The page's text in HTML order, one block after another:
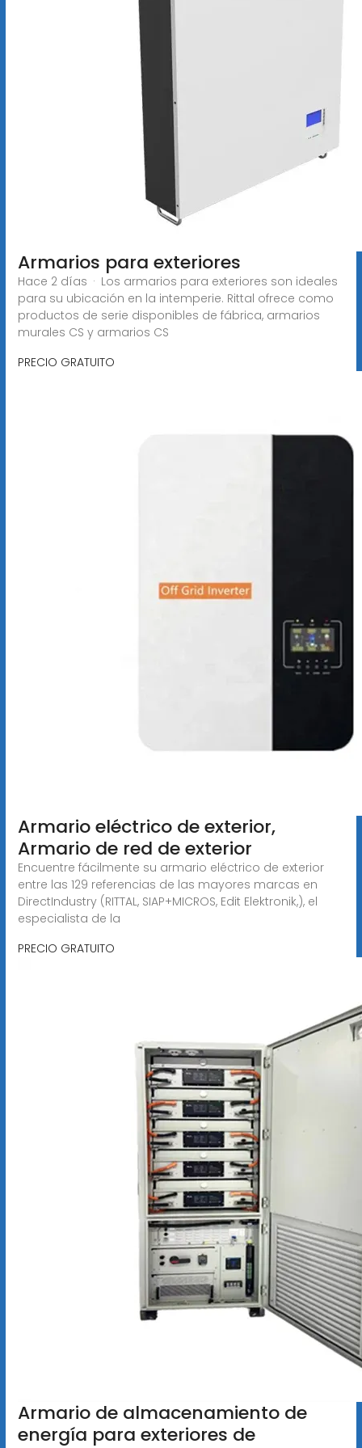
Armarios para exteriores
Hace 2 días · Los armarios para exteriores son ideales
para su ubicación en la intemperie. Rittal ofrece como
productos de serie disponibles de fábrica, armarios
murales CS y armarios CS
PRECIO GRATUITO
Armario eléctrico de exterior,
Armario de red de exterior
Encuentre fácilmente su armario eléctrico de exterior
entre las 129 referencias de las mayores marcas en
DirectIndustry (RITTAL, SIAP+MICROS, Edit Elektronik,), el
especialista de la
PRECIO GRATUITO
Armario de almacenamiento de
energía para exteriores de